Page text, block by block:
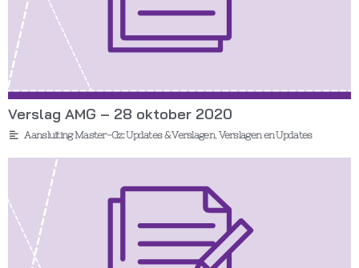
Verslag AMG – 28 oktober 2020
Aansluiting Master-Gz: Updates & Verslagen, Verslagen en Updates